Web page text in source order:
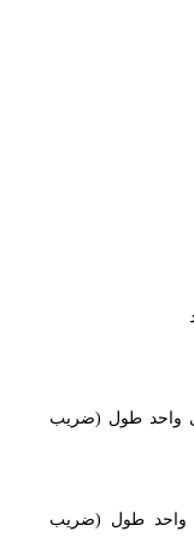
واحد طول (ضریب
واحد طول (ضریب